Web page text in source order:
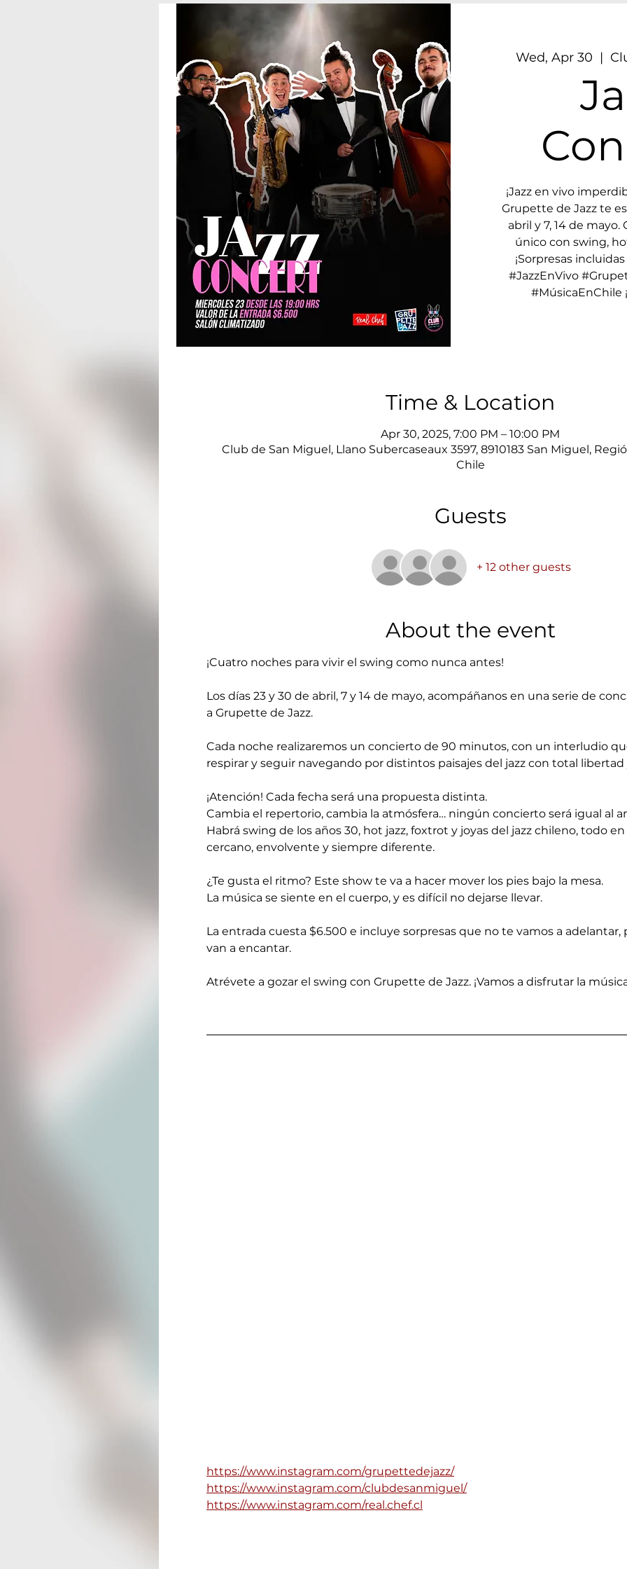
Wed, Apr 30
  |
¡Jazz en vivo
Grupette de Jazz te
abril y 7, 14 de
único con swing,
¡Sorpresas
#JazzEnVivo
#MúsicaEnChile
Time & Location
Apr 30, 2025, 7:00 PM – 10:00 PM
Club de San Miguel, Llano Subercaseaux 3597, 8910183 San Miguel,
Chile
Guests
+ 12 other guests
About the event
¡Cuatro noches para vivir el swing como nunca antes!
Los días 23 y 30 de abril, 7 y 14 de mayo, acompáñanos en una serie de
a Grupette de Jazz.
Cada noche realizaremos un concierto de 90 minutos, con un interludio
respirar y seguir navegando por distintos paisajes del jazz con total libertad
¡Atención! Cada fecha será una propuesta distinta.
Cambia el repertorio, cambia la atmósfera… ningún concierto será igual al
Habrá swing de los años 30, hot jazz, foxtrot y joyas del jazz chileno, todo
cercano, envolvente y siempre diferente.
¿Te gusta el ritmo? Este show te va a hacer mover los pies bajo la mesa.
La música se siente en el cuerpo, y es difícil no dejarse llevar.
La entrada cuesta $6.500 e incluye sorpresas que no te vamos a
van a encantar.
Atrévete a gozar el swing con Grupette de Jazz. ¡Vamos a disfrutar la
https://www.instagram.com/grupettedejazz/
https://www.instagram.com/clubdesanmiguel/
https://www.instagram.com/real.chef.cl